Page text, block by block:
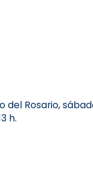
del Rosario,
h.